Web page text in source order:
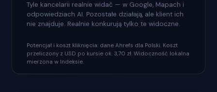
Tyle kancelarii realnie widać — w Google, Mapach i
odpowiedziach AI. Pozostałe działają, ale klient ich
nie znajduje. Realnie konkurują tylko te widoczne.
Potencjał i koszt kliknięcia: dane Ahrefs dla Polski. Koszt
przeliczony z USD po kursie ok. 3,70 zł. Widoczność lokalna
mierzona w Indeksie.